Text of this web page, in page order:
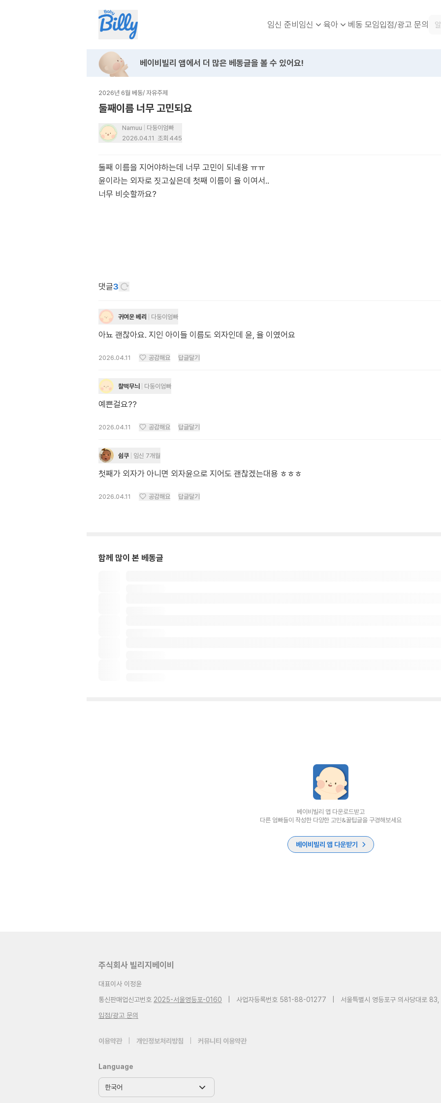
임신 준비임신 육아 베동 모임입점/광고 문의
베이비빌리 앱에서 더 많은 베동글을 볼 수 있어요!
2026년 6월 베동/ 자유주제
둘째이름 너무 고민되요
Namuu
다둥이엄빠
2026.04.11 조회 445
둘째 이름을 지어야하는데 너무 고민이 되네용 ㅠㅠ
윤이라는 외자로 짓고싶은데 첫째 이름이 율 이여서..
너무 비슷할까요?
댓글3
귀여운 베리 다둥이엄빠
아뇨 괜찮아요. 지인 아이들 이름도 외자인데 윤, 율 이였어요
2026.04.11 공감해요 답글달기
찰떡무늬 다둥이엄빠
예쁜걸요??
2026.04.11 공감해요 답글달기
쉼쿠 임신 7개월
첫째가 외자가 아니면 외자윤으로 지어도 괜찮겠는대용 ㅎㅎㅎ
2026.04.11 공감해요 답글달기
함께 많이 본 베동글
베이비빌리 앱 다운로드받고
다른 엄빠들이 작성한 다양한 고민&꿀팁글을 구경해보세요
베이비빌리 앱 다운받기
주식회사 빌리지베이비
대표이사 이정윤
통신판매업신고번호 2025-서울영등포-0160 사업자등록번호 581-88-01277
서울특별시 영등포구 의사당대로
입점/광고 문의
이용약관 개인정보처리방침 커뮤니티 이용약관
Language